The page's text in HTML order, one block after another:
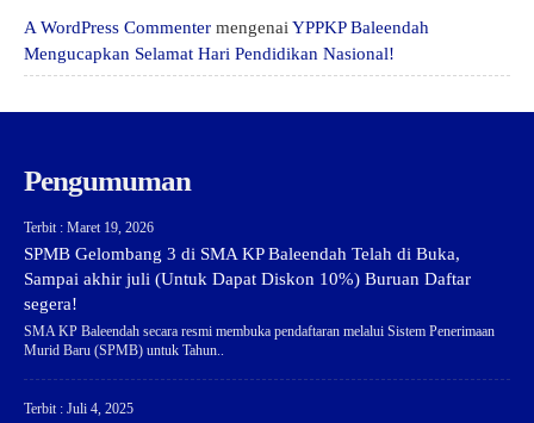
A WordPress Commenter mengenai YPPKP Baleendah
Mengucapkan Selamat Hari Pendidikan Nasional!
Pengumuman
Terbit : Maret 19, 2026
SPMB Gelombang 3 di SMA KP Baleendah Telah di Buka,
Sampai akhir juli (Untuk Dapat Diskon 10%) Buruan Daftar
segera!
SMA KP Baleendah secara resmi membuka pendaftaran melalui Sistem Penerimaan
Murid Baru (SPMB) untuk Tahun..
Terbit : Juli 4, 2025